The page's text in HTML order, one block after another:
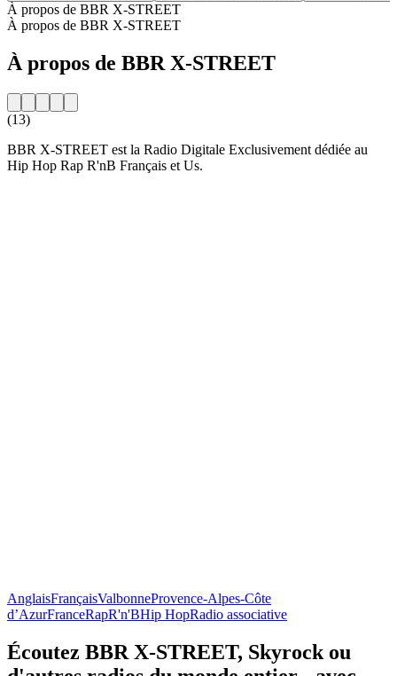
À propos de BBR X-STREET
À propos de BBR X-STREET
À propos de BBR X-STREET
(13)
BBR X-STREET est la Radio Digitale Exclusivement dédiée au
Hip Hop Rap R'nB Français et Us.
AnglaisFrançaisValbonneProvence-Alpes-Côte
d’AzurFranceRapR'n'BHip HopRadio associative
Écoutez BBR X-STREET, Skyrock ou